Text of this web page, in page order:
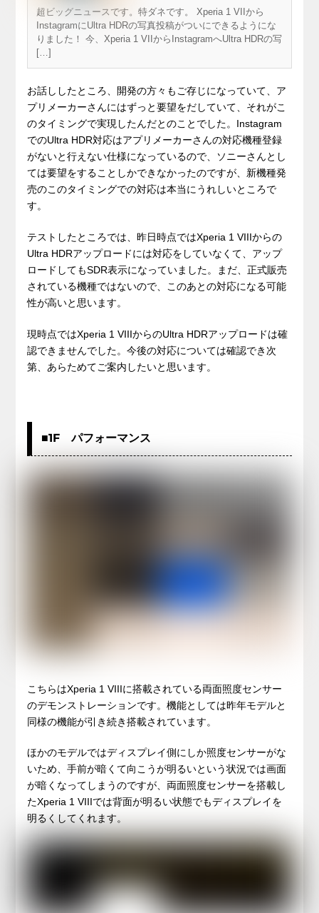
超ビッグニュースです。特ダネです。 Xperia 1 VIIから
InstagramにUltra HDRの写真投稿がついにできるようにな
りました！ 今、Xperia 1 VIIからInstagramへUltra HDRの写
[…]
お話ししたところ、開発の方々もご存じになっていて、ア
プリメーカーさんにはずっと要望をだしていて、それがこ
のタイミングで実現したんだとのことでした。Instagram
でのUltra HDR対応はアプリメーカーさんの対応機種登録
がないと行えない仕様になっているので、ソニーさんとし
ては要望をすることしかできなかったのですが、新機種発
売のこのタイミングでの対応は本当にうれしいところで
す。
テストしたところでは、昨日時点ではXperia 1 VIIIからの
Ultra HDRアップロードには対応をしていなくて、アップ
ロードしてもSDR表示になっていました。まだ、正式販売
されている機種ではないので、このあとの対応になる可能
性が高いと思います。
現時点ではXperia 1 VIIIからのUltra HDRアップロードは確
認できませんでした。今後の対応については確認でき次
第、あらためてご案内したいと思います。
■1F パフォーマンス
こちらはXperia 1 VIIIに搭載されている両面照度センサー
のデモンストレーションです。機能としては昨年モデルと
同様の機能が引き続き搭載されています。
ほかのモデルではディスプレイ側にしか照度センサーがな
いため、手前が暗くて向こうが明るいという状況では画面
が暗くなってしまうのですが、両面照度センサーを搭載し
たXperia 1 VIIIでは背面が明るい状態でもディスプレイを
明るくしてくれます。